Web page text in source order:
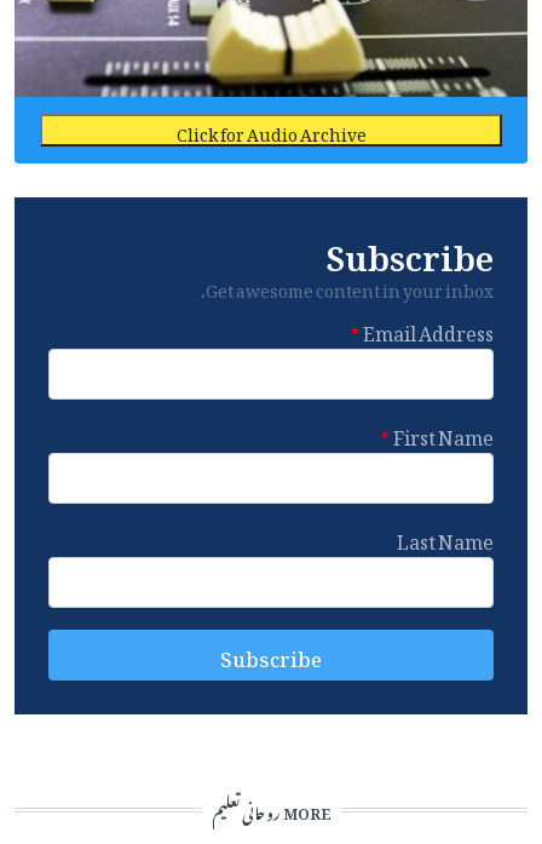
Click for Audio Archive
Subscribe
Get awesome content in your inbox.
Email Address
First Name
Last Name
MORE روحانی تعلیم